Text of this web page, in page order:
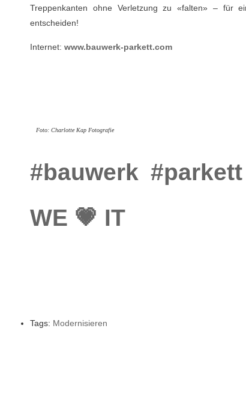
Treppenkanten ohne Verletzung zu «falten» – für
entscheiden!
Internet: www.bauwerk-parkett.com
Foto: Charlotte Kap Fotografie
#bauwerk #parkett
WE 💗 IT
Tags: Modernisieren